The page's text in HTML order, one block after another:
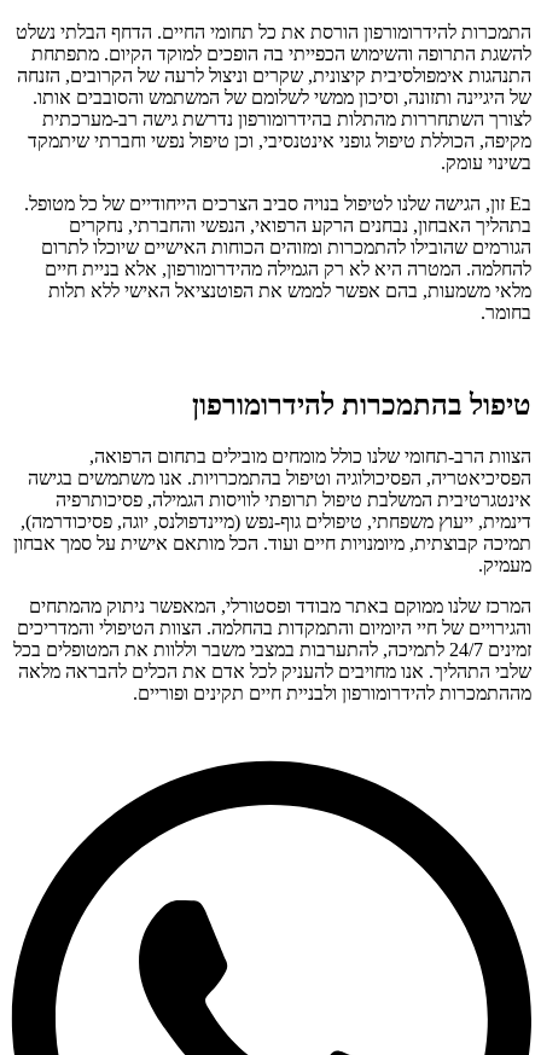
התמכרות להידרומורפון הורסת את כל תחומי החיים. הדחף הבלתי נשלט
להשגת התרופה והשימוש הכפייתי בה הופכים למוקד הקיום. מתפתחת
התנהגות אימפולסיבית קיצונית, שקרים וניצול לרעה של הקרובים, הזנחה
של היגיינה ותזונה, וסיכון ממשי לשלומם של המשתמש והסובבים אותו.
לצורך השתחררות מהתלות בהידרומורפון נדרשת גישה רב-מערכתית
מקיפה, הכוללת טיפול גופני אינטנסיבי, וכן טיפול נפשי וחברתי שיתמקד
בשינוי עומק.
בE זון, הגישה שלנו לטיפול בנויה סביב הצרכים הייחודיים של כל מטופל.
בתהליך האבחון, נבחנים הרקע הרפואי, הנפשי והחברתי, נחקרים
הגורמים שהובילו להתמכרות ומזוהים הכוחות האישיים שיוכלו לתרום
להחלמה. המטרה היא לא רק הגמילה מהידרומורפון, אלא בניית חיים
מלאי משמעות, בהם אפשר לממש את הפוטנציאל האישי ללא תלות
בחומר.
טיפול בהתמכרות להידרומורפון
הצוות הרב-תחומי שלנו כולל מומחים מובילים בתחום הרפואה,
הפסיכיאטריה, הפסיכולוגיה וטיפול בהתמכרויות. אנו משתמשים בגישה
אינטגרטיבית המשלבת טיפול תרופתי לוויסות הגמילה, פסיכותרפיה
דינמית, ייעוץ משפחתי, טיפולים גוף-נפש (מיינדפולנס, יוגה, פסיכודרמה),
תמיכה קבוצתית, מיומנויות חיים ועוד. הכל מותאם אישית על סמך אבחון
מעמיק.
המרכז שלנו ממוקם באתר מבודד ופסטורלי, המאפשר ניתוק מהמתחים
והגירויים של חיי היומיום והתמקדות בהחלמה. הצוות הטיפולי והמדריכים
זמינים 24/7 לתמיכה, להתערבות במצבי משבר וללוות את המטופלים בכל
שלבי התהליך. אנו מחויבים להעניק לכל אדם את הכלים להבראה מלאה
מההתמכרות להידרומורפון ולבניית חיים תקינים ופוריים.